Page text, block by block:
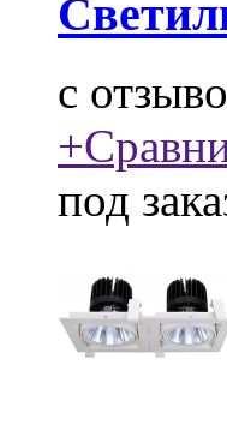
c
+
под